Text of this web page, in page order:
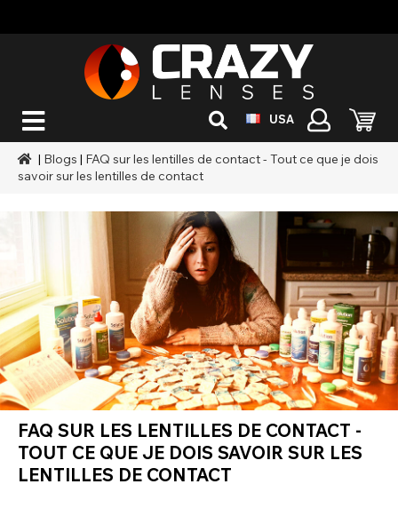
USA
| Blogs | FAQ sur les lentilles de contact - Tout ce que je dois
savoir sur les lentilles de contact
FAQ SUR LES LENTILLES DE CONTACT -
TOUT CE QUE JE DOIS SAVOIR SUR LES
LENTILLES DE CONTACT